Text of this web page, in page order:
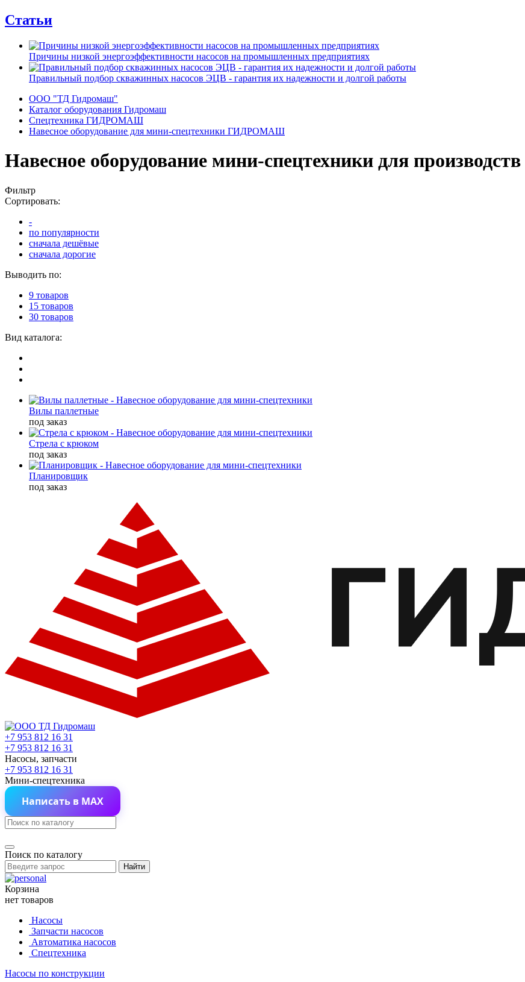
Статьи
Причины низкой энергоэффективности насосов на промышленных предприятиях
Правильный подбор скважинных насосов ЭЦВ - гарантия их надежности и долгой работы
ООО "ТД Гидромаш"
Каталог оборудования Гидромаш
Спецтехника ГИДРОМАШ
Навесное оборудование для мини-спецтехники ГИДРОМАШ
Навесное оборудование мини-спецтехники для
Фильтр
Сортировать:
-
по популярности
сначала дешёвые
сначала дорогие
Выводить по:
9 товаров
15 товаров
30 товаров
Вид каталога:
Вилы паллетные
под заказ
Стрела с крюком
под заказ
Планировщик
под заказ
+7 953 812 16 31
+7 953 812 16 31
Насосы, запчасти
+7 953 812 16 31
Мини-спецтехника
Написать в MAX
Поиск по каталогу
Найти
Корзина
нет товаров
Насосы
Запчасти насосов
Автоматика насосов
Спецтехника
Насосы по конструкции